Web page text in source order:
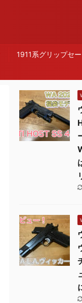
1911系グリップセ